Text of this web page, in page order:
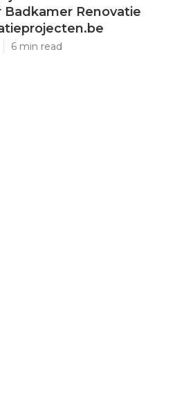
Badkamer Renovatie
6 min read